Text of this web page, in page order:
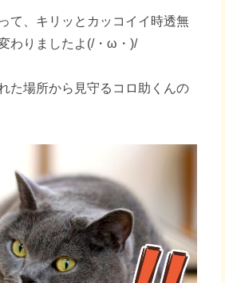
て、キリッとカッコイイ時透無
わりましたよ(/・ω・)/
た場所から見守るコロ助くんの